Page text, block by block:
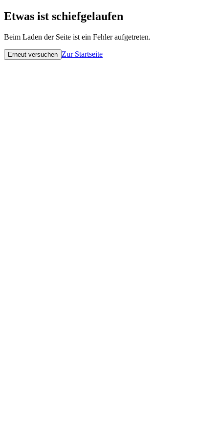
Etwas ist schiefgelaufen
Beim Laden der Seite ist ein Fehler aufgetreten.
Erneut versuchen Zur Startseite